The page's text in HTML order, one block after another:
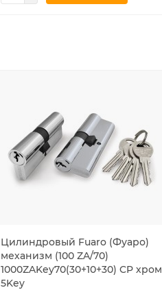
Цилиндровый Fuaro (Фуаро)
механизм (100 ZA/70)
1000ZAKey70(30+10+30) CP хром
5Key